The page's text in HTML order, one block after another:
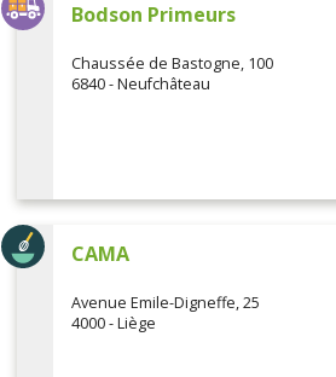
Bodson Primeurs
Chaussée de Bastogne, 100
6840 - Neufchâteau
CAMA
Avenue Emile-Digneffe, 25
4000 - Liège